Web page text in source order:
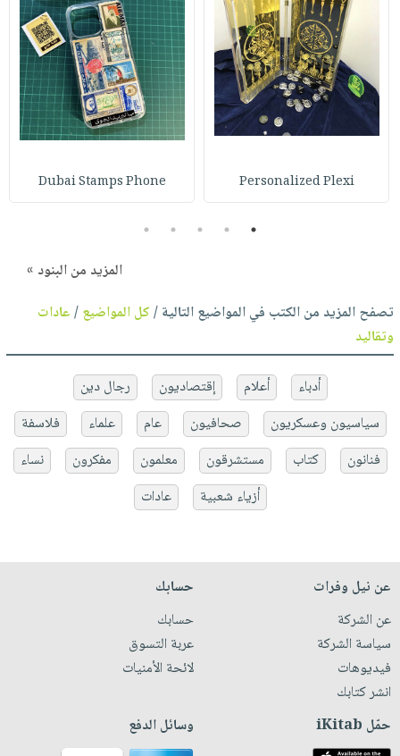
Personalized Plexi
Dubai Stamps Phone
1
2
3
4
5
المزيد من البنود »
تصفح المزيد من الكتب في المواضيع التالية /كل المواضيع/عادات
وتقاليد
أدباء أعلام إقتصاديون
رجال دين
سياسيون وعسكريون
صحافيون عام علماء
فلاسفة
فنانون
كتاب مستشرقون معلمون مفكرون
نساء
أزياء شعبية
عادات
عن نيل وفرات
عن الشركة
سياسة الشركة
فيديوهات
انشر كتابك
حسابك
حسابك
عربة التسوق
لائحة الأمنيات
حمّل iKitab وسائل الدفع